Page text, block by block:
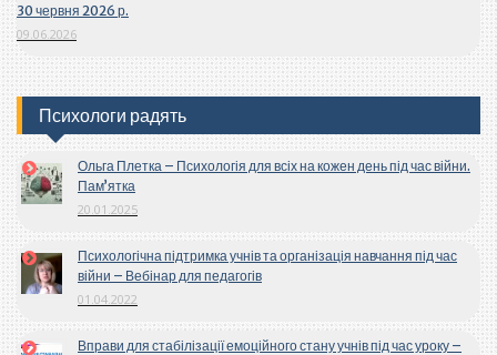
30 червня 2026 р.
09.06.2026
Психологи радять
Ольга Плетка – Психологія для всіх на кожен день під час війни.
Пам’ятка
20.01.2025
Психологічна підтримка учнів та організація навчання під час
війни – Вебінар для педагогів
01.04.2022
Вправи для стабілізації емоційного стану учнів під час уроку –